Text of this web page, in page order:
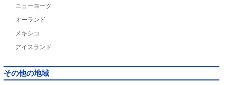
ニューヨーク
オーランド
メキシコ
アイスランド
その他の地域